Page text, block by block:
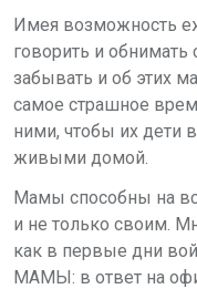
Имея возможность
говорить и
забывать и об этих
самое страшное
ними, чтобы их дети
живыми домой.
Мамы способны на
и не только своим.
как в первые дни
МАМЫ: в ответ на